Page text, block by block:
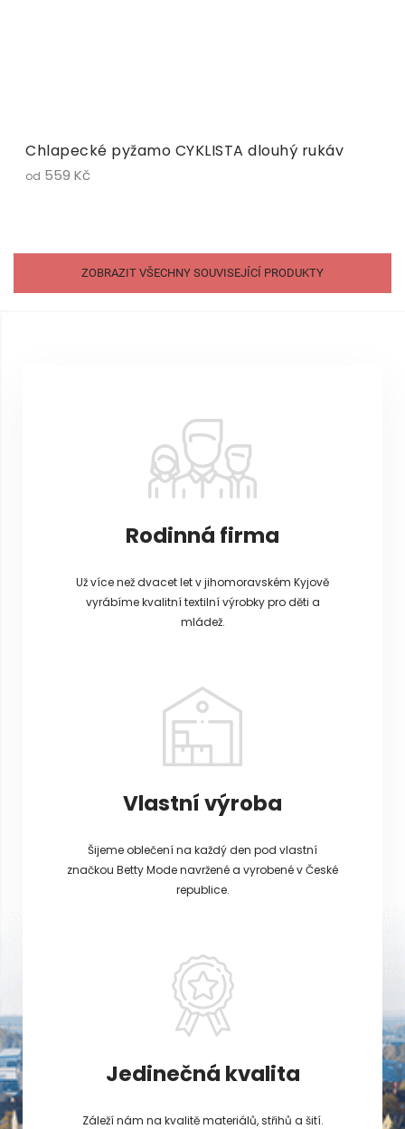
Chlapecké pyžamo CYKLISTA dlouhý rukáv
od 559 Kč
ZOBRAZIT VŠECHNY SOUVISEJÍCÍ PRODUKTY
Rodinná firma
Už více než dvacet let v jihomoravském Kyjově
vyrábíme kvalitní textilní výrobky pro děti a
mládež.
Vlastní výroba
Šijeme oblečení na každý den pod vlastní
značkou Betty Mode navržené a vyrobené v České
republice.
Jedinečná kvalita
Záleží nám na kvalitě materiálů, střihů a šití.